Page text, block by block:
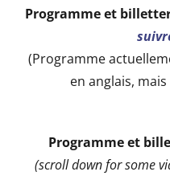
Programme et
(Programme
en anglais,
Programme et
(scroll down for some